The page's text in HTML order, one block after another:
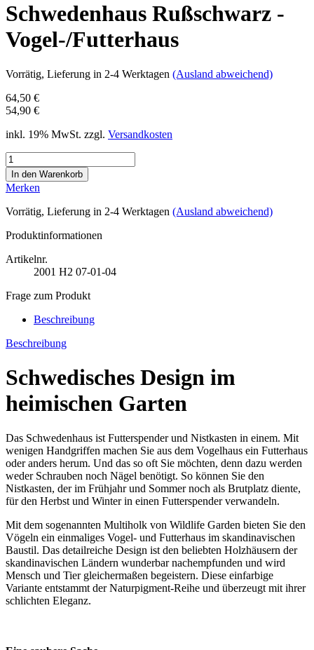
Schwedenhaus Rußschwarz -
Vogel-/Futterhaus
Vorrätig, Lieferung in 2-4 Werktagen (Ausland abweichend)
64,50 €
54,90 €
inkl. 19% MwSt. zzgl. Versandkosten
Merken
Vorrätig, Lieferung in 2-4 Werktagen (Ausland abweichend)
Produktinformationen
Artikelnr.
2001 H2 07-01-04
Frage zum Produkt
Beschreibung
Beschreibung
Schwedisches Design im
heimischen Garten
Das Schwedenhaus ist Futterspender und Nistkasten in einem. Mit
wenigen Handgriffen machen Sie aus dem Vogelhaus ein Futterhaus
oder anders herum. Und das so oft Sie möchten, denn dazu werden
weder Schrauben noch Nägel benötigt. So können Sie den
Nistkasten, der im Frühjahr und Sommer noch als Brutplatz diente,
für den Herbst und Winter in einen Futterspender verwandeln.
Mit dem sogenannten Multiholk von Wildlife Garden bieten Sie den
Vögeln ein einmaliges Vogel- und Futterhaus im skandinavischen
Baustil. Das detailreiche Design ist den beliebten Holzhäusern der
skandinavischen Ländern wunderbar nachempfunden und wird
Mensch und Tier gleichermaßen begeistern. Diese einfarbige
Variante entstammt der Naturpigment-Reihe und überzeugt mit ihrer
schlichten Eleganz.